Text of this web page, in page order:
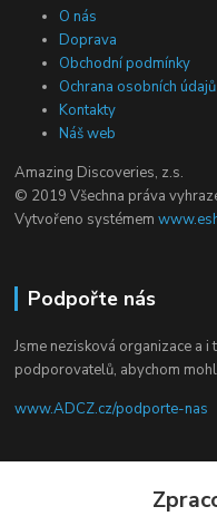
O nás
Doprava
Obchodní podmínky
Ochrana osobních údajů
Kontakty
Náš web
Amazing Discoveries, z.s.
© 2019 Všechna práva
Vytvořeno systémem
Podpořte nás
Jsme nezisková organizace a
podporovatelů, abychom
www.ADCZ.cz/podporte-nas
Sledujte nás na